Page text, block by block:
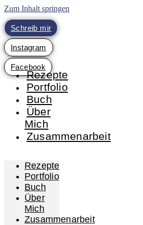
Zum Inhalt springen
Schreib mir
Instagram
Facebook
Rezepte
Portfolio
Buch
Über
Mich
Zusammenarbeit
Rezepte
Portfolio
Buch
Über
Mich
Zusammenarbeit